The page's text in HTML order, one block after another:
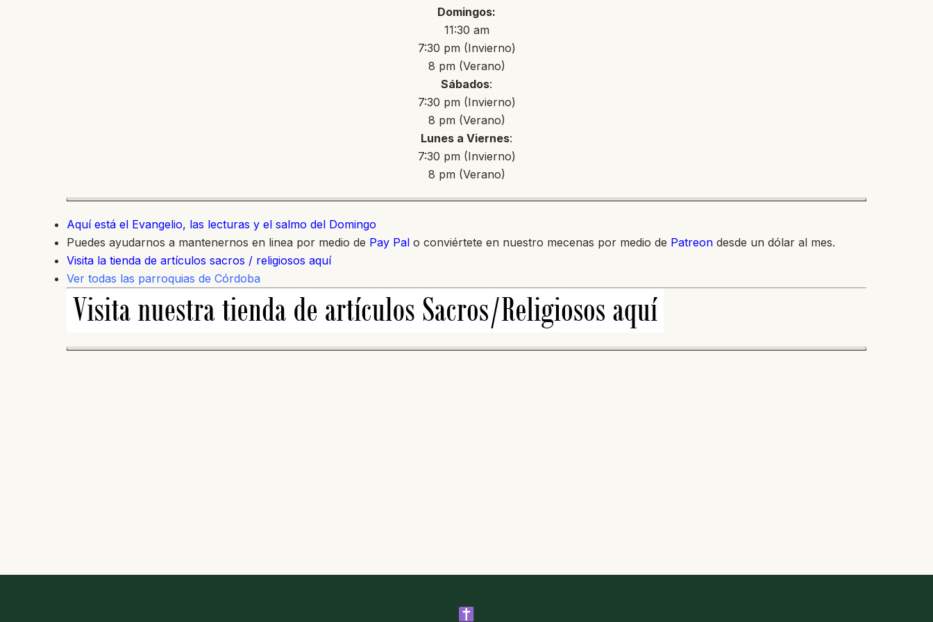
Domingos:
11:30 am
7:30 pm (Invierno)
8 pm (Verano)
Sábados:
7:30 pm (Invierno)
8 pm (Verano)
Lunes a Viernes:
7:30 pm (Invierno)
8 pm (Verano)
Aquí está el Evangelio, las lecturas y el salmo del Domingo
Puedes ayudarnos a mantenernos en linea por medio de Pay Pal o conviértete en nuestro mecenas por medio de Patreon desde un dólar al mes.
Visita la tienda de artículos sacros / religiosos aquí
Ver todas las parroquias de Córdoba